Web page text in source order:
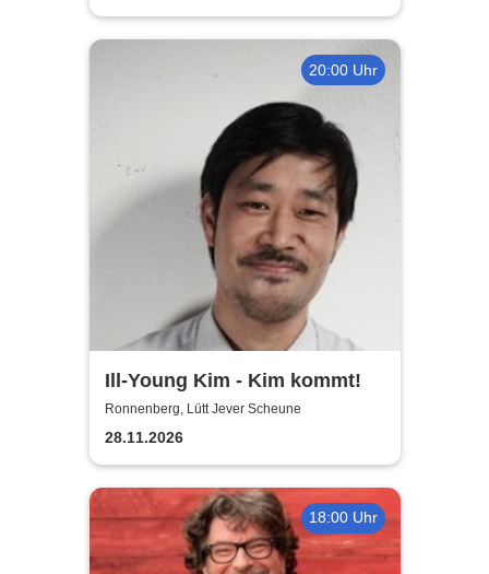
20:00 Uhr
Ill-Young Kim - Kim kommt!
Ronnenberg, Lütt Jever Scheune
28.11.2026
18:00 Uhr